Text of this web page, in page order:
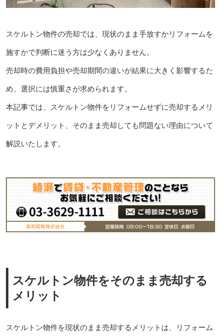
スケルトン物件の売却では、現状のまま手放すかリフォームを
施すかで判断に迷う方は少なくありません。
売却時の費用負担や売却期間の違いが結果に大きく影響するた
め、選択には慎重さが求められます。
本記事では、スケルトン物件をリフォームせずに売却するメリ
ットとデメリット、そのまま売却しても問題ない理由について
解説いたします。
スケルトン物件をそのまま売却する
メリット
スケルトン物件を現状のまま売却するメリットは、リフォーム